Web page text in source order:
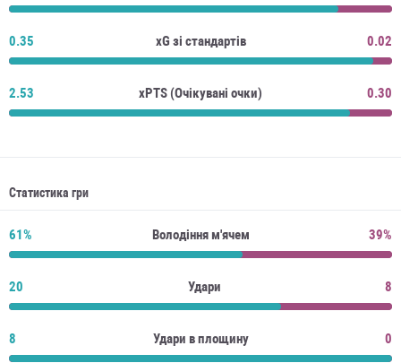
0.35 xG зі стандартів 0.02
2.53 xPTS (Очікувані очки) 0.30
Статистика гри
61% Володіння м'ячем 39%
20 Удари 8
8 Удари в площину 0